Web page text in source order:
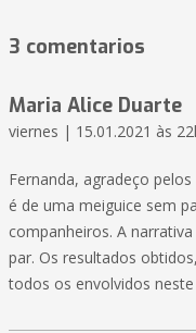
3 comentarios
Maria Alice Duarte
viernes | 15.01.2021 às
Fernanda, agradeço
é de uma meiguice sem
companheiros. A
par. Os resultados
todos os envolvidos